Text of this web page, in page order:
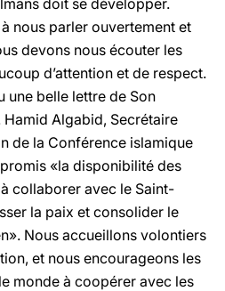
doit se développer.
nous parler ouvertement et
devons nous écouter les
d’attention et de respect.
une belle lettre de Son
Algabid, Secrétaire
de la Conférence islamique
«la disponibilité des
collaborer avec le Saint-
la paix et consolider le
Nous accueillons volontiers
et nous encourageons les
monde à coopérer avec les